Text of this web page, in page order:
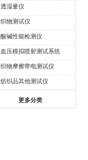
透湿量仪
织物测试仪
酸碱性能检测仪
血压模拟喷射测试系统
织物摩擦带电测试仪
纺织品其他测试仪
更多分类